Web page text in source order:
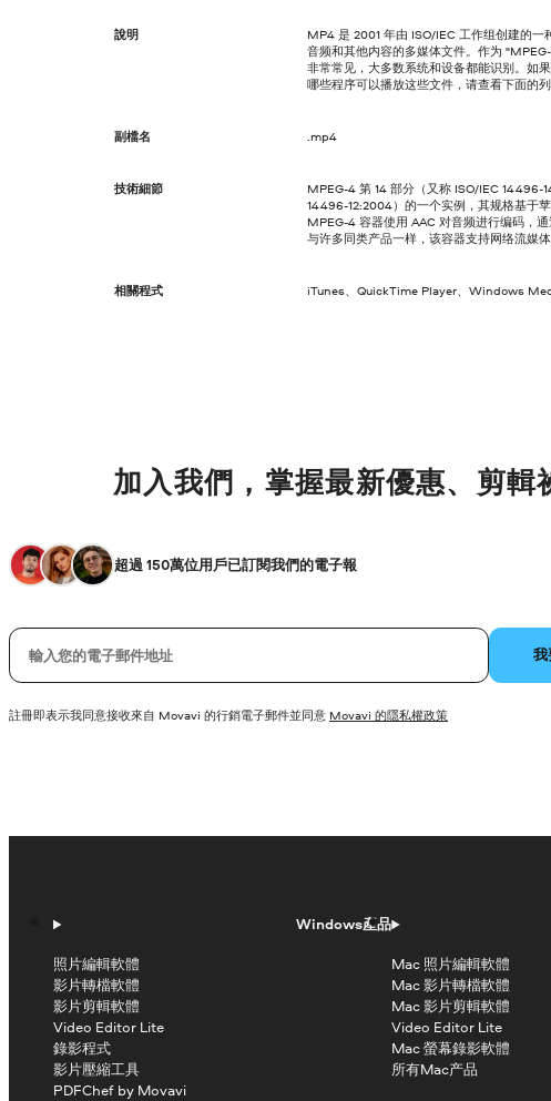
說明
MP4 是 2001 年由 ISO/IEC 工作组创建的
音频和其他内容的多媒体文件。作为
非常常见，大多数系统和设备都能识别。如
哪些程序可以播放这些文件，请查看下面的列
副檔名 .mp4
技術細節
MPEG-4 第 14 部分（又称 ISO/IEC 14496-
14496-12:2004）的一个实例，其规格基于
MPEG-4 容器使用 AAC 对音频进行编码，通
与许多同类产品一样，该容器支持网络流媒体
相關程式 iTunes、QuickTime Player、Windows
加入我們，掌握最新優惠、剪輯
超過 150萬位用戶已訂閱我們的電子報
您的電子郵件 我
註冊即表示我同意接收來自 Movavi 的行銷電子郵件並同意 Movavi 的隱私權政策
Windows產品
照片編輯軟體
影片轉檔軟體
影片剪輯軟體
Video Editor Lite
錄影程式
影片壓縮工具
PDFChef by Movavi
Mac 照片編輯軟體
Mac 影片轉檔軟體
Mac 影片剪輯軟體
Video Editor Lite
Mac 螢幕錄影軟體
所有Mac产品